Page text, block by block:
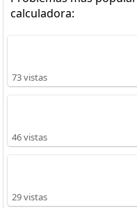
calculadora:
73 vistas
46 vistas
29 vistas